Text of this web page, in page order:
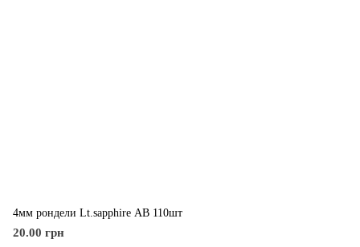
4мм рондели Lt.sapphire АВ 110шт
20.00 грн